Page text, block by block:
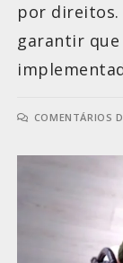
por direitos.
garantir
COMENTÁRIOS